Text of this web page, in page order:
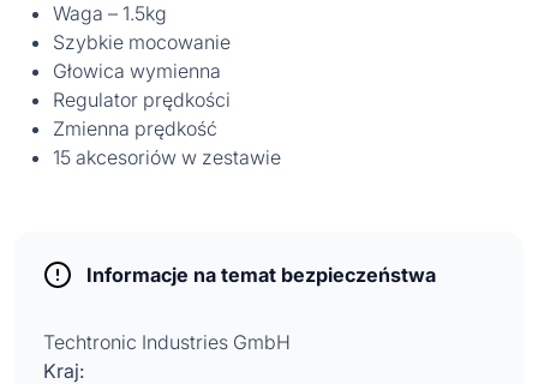
Waga – 1.5kg
Szybkie mocowanie
Głowica wymienna
Regulator prędkości
Zmienna prędkość
15 akcesoriów w zestawie
Informacje na temat bezpieczeństwa
Techtronic Industries GmbH
Kraj: